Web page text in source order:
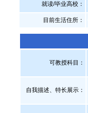
就读/毕业高校：
目前生活住所：
可教授科目：
自我描述、特长展示 ：